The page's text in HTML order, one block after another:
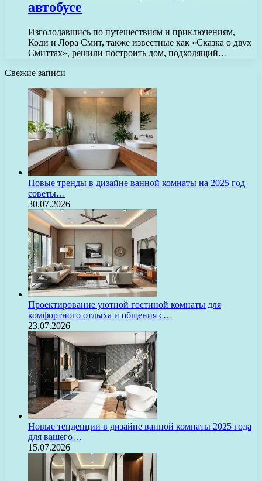
автобусе
Изголодавшись по путешествиям и приключениям,
Коди и Лора Смит, также известные как «Сказка о двух
Смиттах», решили построить дом, подходящий…
Свежие записи
Новые тренды в дизайне ванной комнаты на 2025 год
советы…
30.07.2026
Проектирование уютной гостиной комнаты для
комфортного отдыха и общения с…
23.07.2026
Новые тенденции в дизайне ванной комнаты 2025 года
для вашего…
15.07.2026